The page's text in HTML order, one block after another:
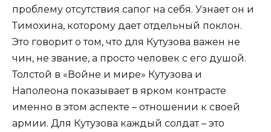
проблему отсутствия сапог на себя. Узнает он и
Тимохина, которому дает отдельный поклон.
Это говорит о том, что для Кутузова важен не
чин, не звание, а просто человек с его душой.
Толстой в «Войне и мире» Кутузова и
Наполеона показывает в ярком контрасте
именно в этом аспекте – отношении к своей
армии. Для Кутузова каждый солдат – это